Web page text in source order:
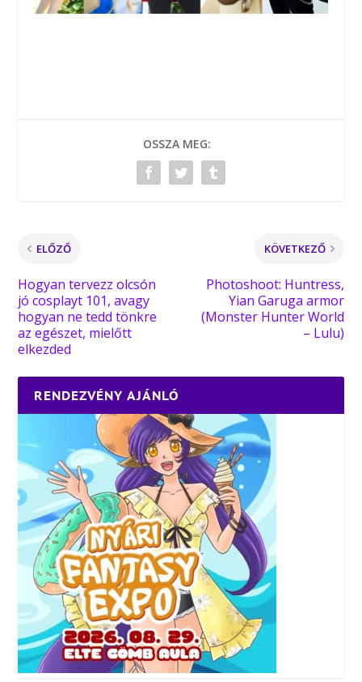
OSSZA MEG:
ELŐZŐ
Hogyan tervezz olcsón
jó cosplayt 101, avagy
hogyan ne tedd tönkre
az egészet, mielőtt
elkezded
KÖVETKEZŐ
Photoshoot: Huntress,
Yian Garuga armor
(Monster Hunter World
– Lulu)
RENDEZVÉNY AJÁNLÓ